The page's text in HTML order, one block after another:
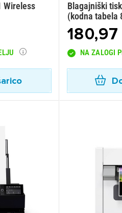
Wireless
Blagajniški
(kodna tabela
NA ZALOGI